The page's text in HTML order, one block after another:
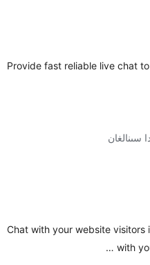
Provide fast reliable live chat
Chat with your website visitors
with